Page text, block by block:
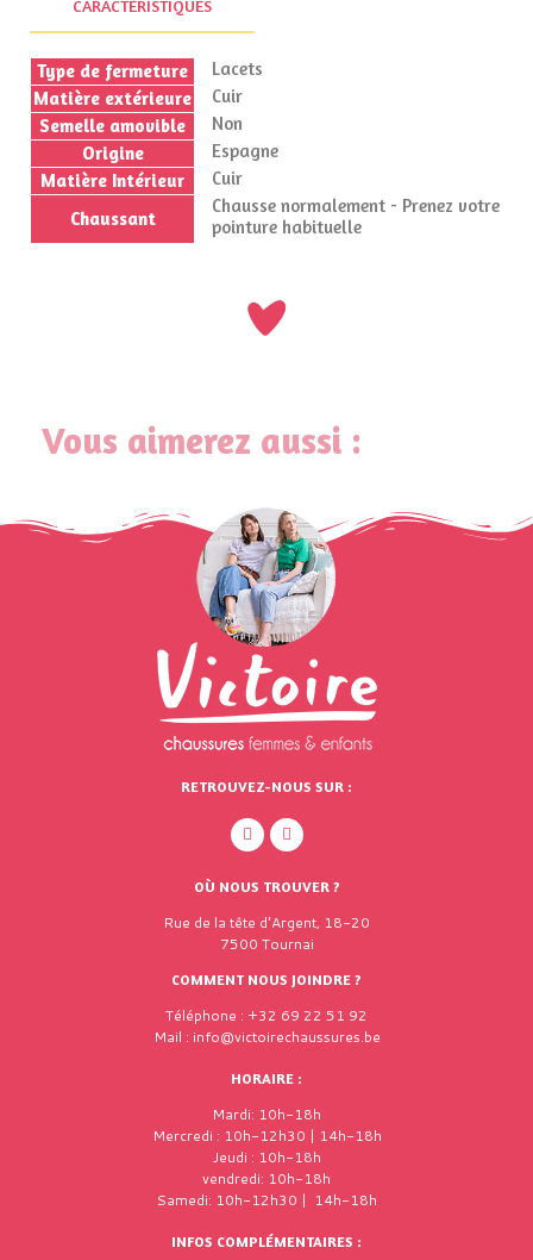
CARACTÉRISTIQUES
Type de fermeture
Lacets
Matière extérieure
Cuir
Semelle amovible
Non
Origine
Espagne
Matière Intérieur
Cuir
Chaussant
Chausse normalement - Prenez votre
pointure habituelle
Vous aimerez aussi :
RETROUVEZ-NOUS SUR :
OÙ NOUS TROUVER ?
Rue de la tête d'Argent, 18-20
7500 Tournai
COMMENT NOUS JOINDRE ?
Téléphone : +32 69 22 51 92
Mail : info@victoirechaussures.be
HORAIRE :
Mardi: 10h-18h
Mercredi : 10h-12h30 | 14h-18h
Jeudi : 10h-18h
vendredi: 10h-18h
Samedi: 10h-12h30 | 14h-18h
INFOS COMPLÉMENTAIRES :